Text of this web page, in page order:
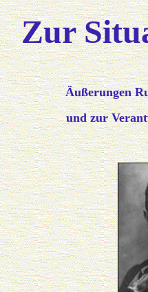
Zur
Äußerungen
und zur